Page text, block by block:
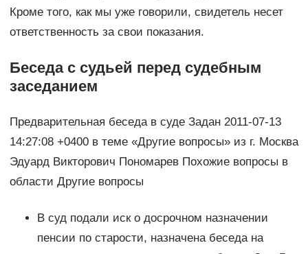
Кроме того, как мы уже говорили, свидетель несет
ответственность за свои показания.
Беседа с судьей перед судебным
заседанием
Предварительная беседа в суде Задан 2011-07-13
14:27:08 +0400 в теме «Другие вопросы» из г. Москва
Эдуард Викторович Пономарев Похожие вопросы в
области Другие вопросы
В суд подали иск о досрочном назначении
пенсии по старости, назначена беседа на